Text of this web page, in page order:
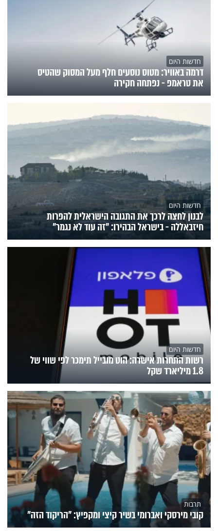
חדשות היום
דרמה באוויר: מטוס נוסעים חלף מעל המסוק שהטיס
את טראמפ - נפתחה חקירה
חדשות היום
לבנון לחצה לרכך את התגובה הישראלית להפרות
חיזבאללה - בישראל הבהירו: "זה עוד לא נגמר"
חדשות היום
רשות התחרות אישרה: הוט מובייל תימכר לפי שווי של
1.8 מיליארד שקל
תרבות
קובי מירסקי ואברומי בשיר קיצי ומקפיץ: "הריקוד הזה"